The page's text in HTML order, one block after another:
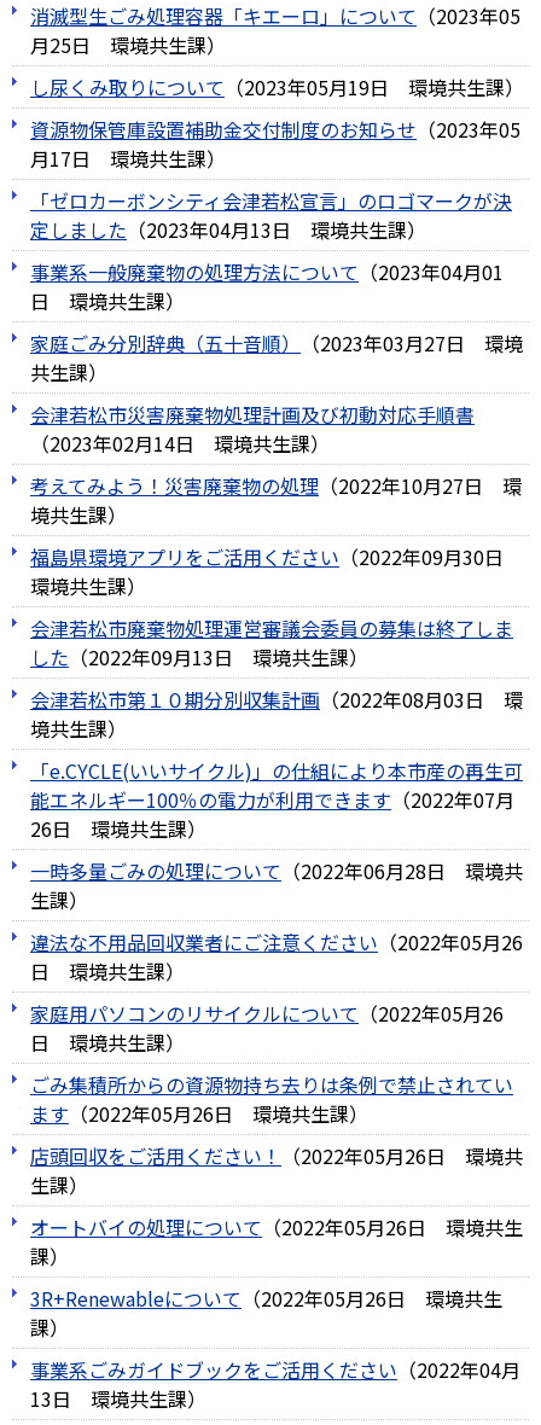
消滅型生ごみ処理容器「キエーロ」について （2023年05
月25日
環境共生課）
し尿くみ取りについて （2023年05月19日 環境共生課）
資源物保管庫設置補助金交付制度のお知らせ （2023年05
月17日
環境共生課）
「ゼロカーボンシティ会津若松宣言」のロゴマークが決
定しました （2023年04月13日 環境共生課）
事業系一般廃棄物の処理方法について （2023年04月01
日
環境共生課）
家庭ごみ分別辞典（五十音順）
（2023年03月27日
環境
共生課）
会津若松市災害廃棄物処理計画及び初動対応手順書
（2023年02月14日 環境共生課）
考えてみよう！災害廃棄物の処理 （2022年10月27日
環
境共生課）
福島県環境アプリをご活用ください （2022年09月30日
環境共生課）
会津若松市廃棄物処理運営審議会委員の募集は終了しま
した （2022年09月13日 環境共生課）
会津若松市第１０期分別収集計画 （2022年08月03日
環
境共生課）
「e.CYCLE(いいサイクル)」の仕組により本市産の再生可
能エネルギー100％の電力が利用できます （2022年07月
26日
環境共生課）
一時多量ごみの処理について （2022年06月28日
環境共
生課）
違法な不用品回収業者にご注意ください （2022年05月26
日
環境共生課）
家庭用パソコンのリサイクルについて （2022年05月26
日
環境共生課）
ごみ集積所からの資源物持ち去りは条例で禁止されてい
ます （2022年05月26日 環境共生課）
店頭回収をご活用ください！
（2022年05月26日
環境共
生課）
オートバイの処理について （2022年05月26日
環境共生
課）
3R+Renewableについて （2022年05月26日
環境共生
課）
事業系ごみガイドブックをご活用ください （2022年04月
13日
環境共生課）